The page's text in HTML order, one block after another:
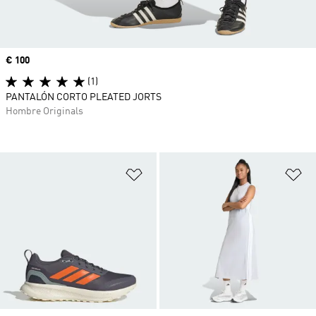
Añadir a la lista de deseos
Precio
€ 100
(1)
PANTALÓN CORTO PLEATED JORTS
Hombre Originals